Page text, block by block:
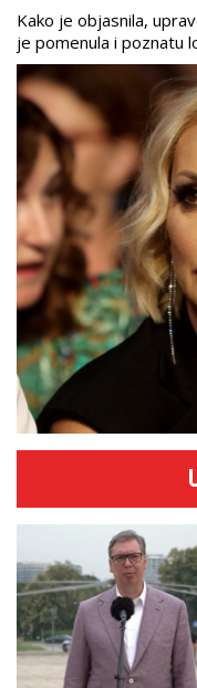
Kako je objasnila,
je pomenula i poznatu